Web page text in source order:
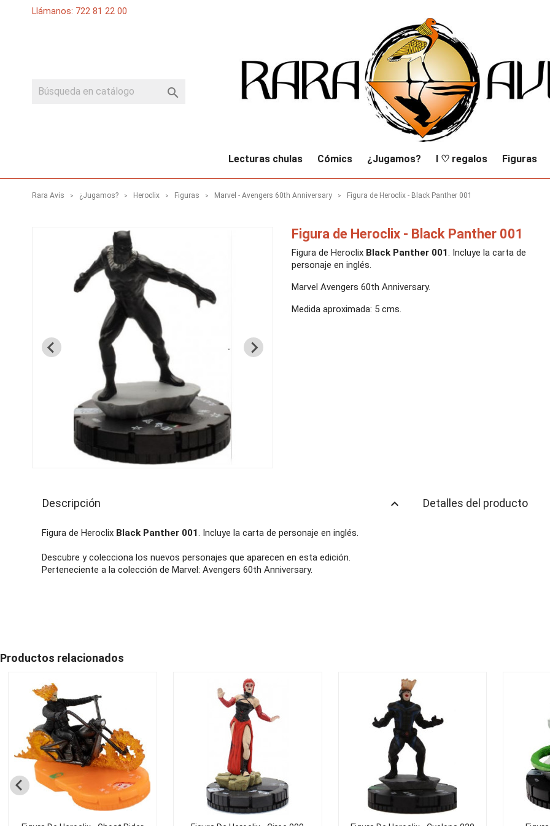
Llámanos: 722 81 22 00

Lecturas chulas Cómics ¿Jugamos? I ♡ regalos Figuras
Rara Avis ¿Jugamos? Heroclix Figuras Marvel - Avengers 60th Anniversary Figura de Heroclix - Black Panther 001
Figura de Heroclix - Black Panther 001
Figura de Heroclix Black Panther 001. Incluye la carta de
personaje en inglés.
Marvel Avengers 60th Anniversary.
Medida aproximada: 5 cms.
Descripción keyboard_arrow_up
Figura de Heroclix Black Panther 001. Incluye la carta de personaje en inglés.
Descubre y colecciona los nuevos personajes que aparecen en esta edición.
Perteneciente a la colección de Marvel: Avengers 60th Anniversary.
Detalles del producto
Productos relacionados